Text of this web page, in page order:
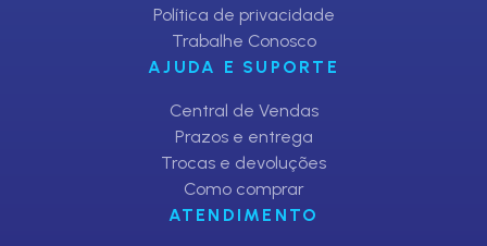
Política de privacidade
Trabalhe Conosco
AJUDA E SUPORTE
Central de Vendas
Prazos e entrega
Trocas e devoluções
Como comprar
ATENDIMENTO